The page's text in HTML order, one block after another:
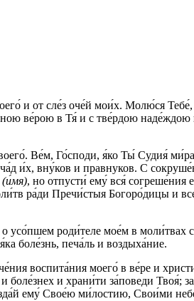
и от сле́з оче́й мои́х. Молю́ся
ве́рою в Тя́ и с тве́рдою наде́ждою
Ве́м, Го́споди, я́ко Ты́ Судия́ ми́ра
и́х, вну́ков и правнуков. С
(и́мя), но отпусти́ ему́ вся́ согреше́ния
ра́ди Пречи́стыя Богоро́дицы и
усо́пшем роди́теле мое́м в моли́твах
боле́знь, печа́ль и воздыха́ние.
воспита́ния моего́ в ве́ре и
и храни́ти за́поведи Твоя́;
ему́ Свое́ю ми́лостию, Свои́ми